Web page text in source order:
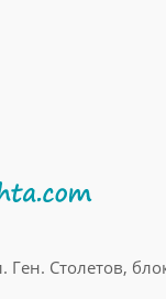
Ген. Столетов,